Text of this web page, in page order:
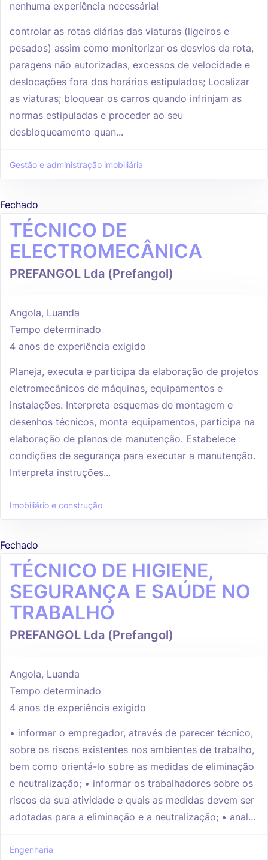
nenhuma experiência necessária!
controlar as rotas diárias das viaturas (ligeiros e
pesados) assim como monitorizar os desvios da rota,
paragens não autorizadas, excessos de velocidade e
deslocações fora dos horários estipulados; Localizar
as viaturas; bloquear os carros quando infrinjam as
normas estipuladas e proceder ao seu
desbloqueamento quan...
Gestão e administração imobiliária
Fechado
TÉCNICO DE
ELECTROMECÂNICA
PREFANGOL Lda (Prefangol)
Angola, Luanda
Tempo determinado
4 anos de experiência exigido
Planeja, executa e participa da elaboração de projetos
eletromecânicos de máquinas, equipamentos e
instalações. Interpreta esquemas de montagem e
desenhos técnicos, monta equipamentos, participa na
elaboração de planos de manutenção. Estabelece
condições de segurança para executar a manutenção.
Interpreta instruções...
Imobiliário e construção
Fechado
TÉCNICO DE HIGIENE,
SEGURANÇA E SAÚDE NO
TRABALHO
PREFANGOL Lda (Prefangol)
Angola, Luanda
Tempo determinado
4 anos de experiência exigido
• informar o empregador, através de parecer técnico,
sobre os riscos existentes nos ambientes de trabalho,
bem como orientá-lo sobre as medidas de eliminação
e neutralização; • informar os trabalhadores sobre os
riscos da sua atividade e quais as medidas devem ser
adotadas para a eliminação e a neutralização; • anal...
Engenharia